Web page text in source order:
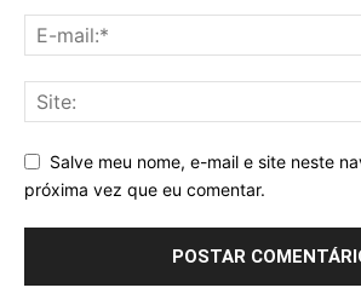
Salve meu nome, e-mail e site neste
próxima vez que eu comentar.